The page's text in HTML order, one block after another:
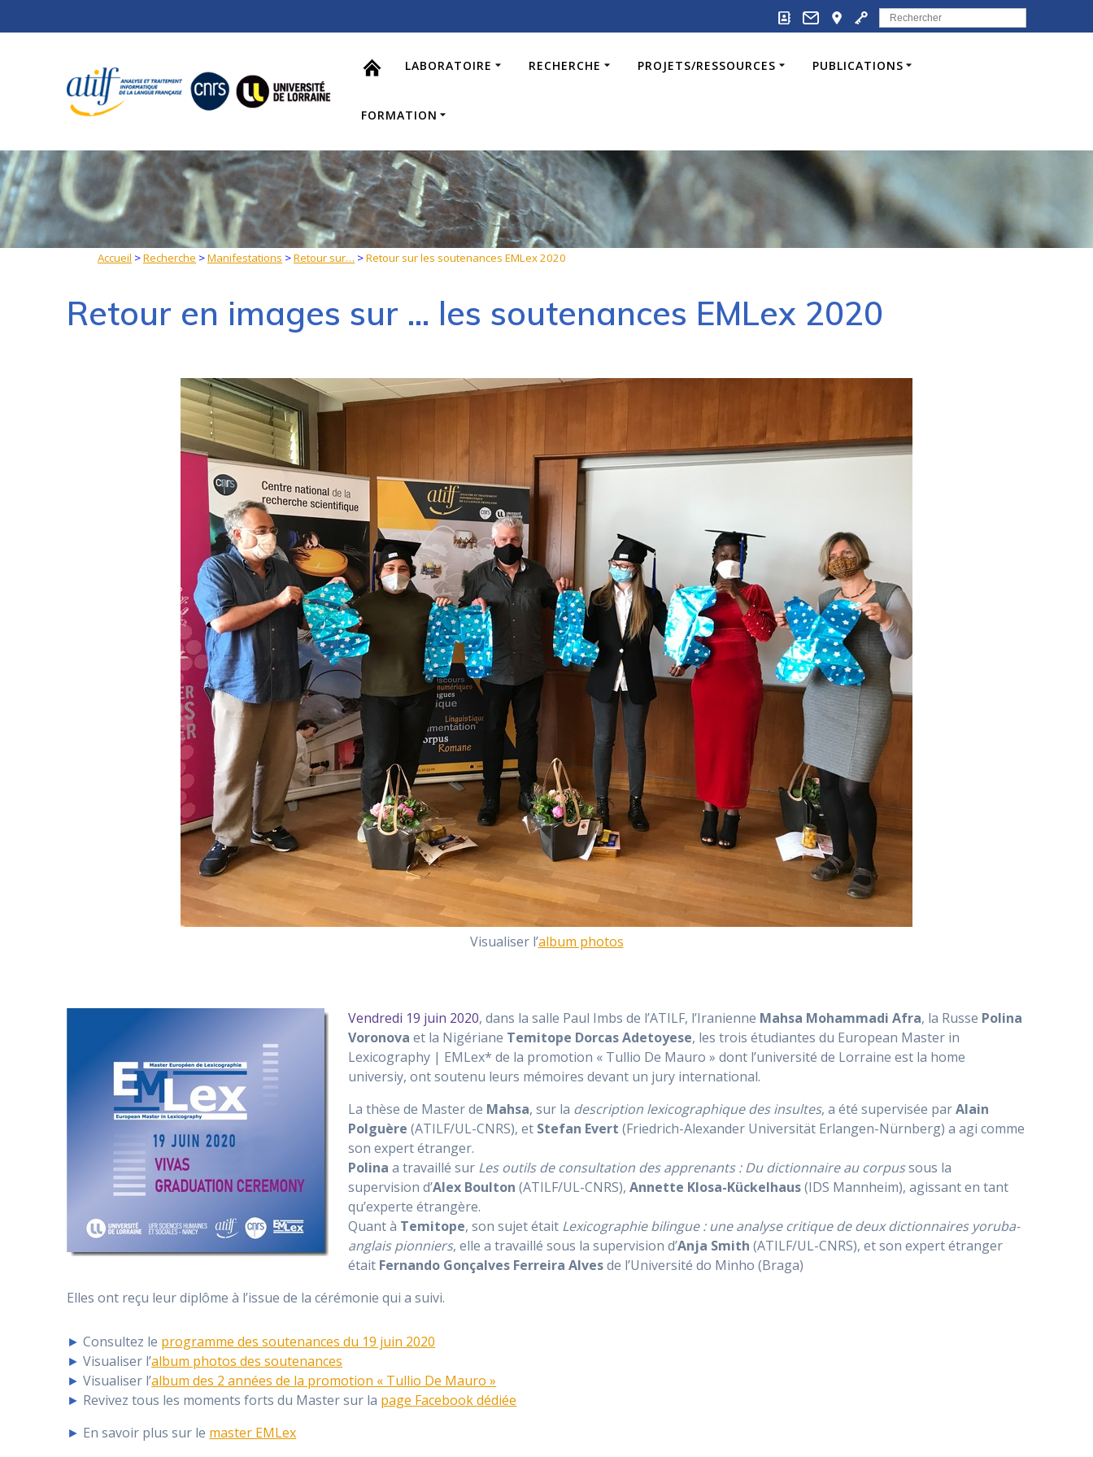
to
Search
for:
LABORATOIRE RECHERCHE PROJETS/RESSOURCES PUBLICATIONS
FORMATION
Accueil >Recherche >Manifestations >Retour sur… >Retour sur les soutenances EMLex 2020
Retour en images sur … les soutenances EMLex 2020
Visualiser l’album photos
Vendredi 19 juin 2020, dans la salle Paul Imbs de l’ATILF, l’Iranienne Mahsa Mohammadi Afra, la Russe Polina
Voronova et la Nigériane Temitope Dorcas Adetoyese, les trois étudiantes du European Master in
Lexicography | EMLex* de la promotion « Tullio De Mauro » dont l’université de Lorraine est la home
universiy, ont soutenu leurs mémoires devant un jury international.
La thèse de Master de Mahsa, sur la description lexicographique des insultes, a été supervisée parAlain
Polguère (ATILF/UL-CNRS), et Stefan Evert (Friedrich-Alexander Universität Erlangen-Nürnberg) a agi comme
son expert étranger.
Polinaa travaillé sur Les outils de consultation des apprenants : Du dictionnaire au corpussous la
supervision d’Alex Boulton (ATILF/UL-CNRS),Annette Klosa-Kückelhaus(IDS Mannheim), agissant en tant
qu’experte étrangère.
Quant à Temitope, son sujet était Lexicographie bilingue : une analyse critique de deux dictionnaires yoruba-
anglais pionniers, elle a travaillé sous la supervision d’Anja Smith (ATILF/UL-CNRS), et son expert étranger
était Fernando Gonçalves Ferreira Alvesde l’Université do Minho (Braga)
Elles ont reçu leur diplôme à l’issue de la cérémonie qui a suivi.
► Consultez le programme des soutenances du 19 juin 2020
► Visualiser l’album photos des soutenances
► Visualiser l’album des 2 années de la promotion « Tullio De Mauro »
► Revivez tous les moments forts du Master sur la page Facebook dédiée
► En savoir plus sur le master EMLex